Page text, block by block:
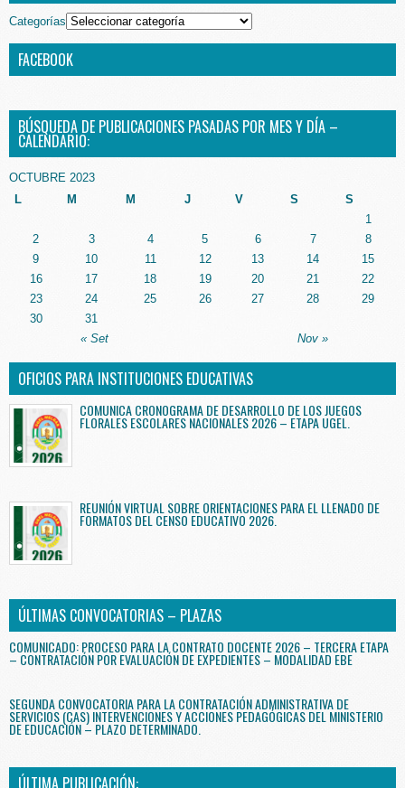
Categorías
FACEBOOK
BÚSQUEDA DE PUBLICACIONES PASADAS POR MES Y DÍA –
CALENDARIO:
OCTUBRE 2023
L
M M J V S S
« Set Nov »
1
2
3 4 5 6 7
8
9
10 11 12 13 14
15
16
17 18 19 20 21
22
23
24 25 26 27 28
29
30
31
OFICIOS PARA INSTITUCIONES EDUCATIVAS
COMUNICA CRONOGRAMA DE DESARROLLO DE LOS JUEGOS
FLORALES ESCOLARES NACIONALES 2026 – ETAPA UGEL.
REUNIÓN VIRTUAL SOBRE ORIENTACIONES PARA EL LLENADO DE
FORMATOS DEL CENSO EDUCATIVO 2026.
ÚLTIMAS CONVOCATORIAS – PLAZAS
COMUNICADO: PROCESO PARA LA CONTRATO DOCENTE 2026 – TERCERA ETAPA
– CONTRATACIÓN POR EVALUACIÓN DE EXPEDIENTES – MODALIDAD EBE
SEGUNDA CONVOCATORIA PARA LA CONTRATACIÓN ADMINISTRATIVA DE
SERVICIOS (CAS) INTERVENCIONES Y ACCIONES PEDAGÓGICAS DEL MINISTERIO
DE EDUCACIÓN – PLAZO DETERMINADO.
ÚLTIMA PUBLICACIÓN: